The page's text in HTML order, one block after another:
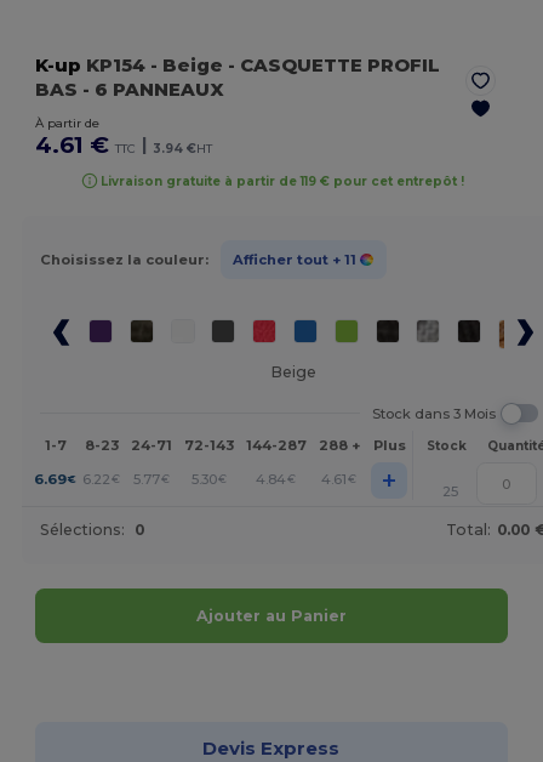
K-up KP154 - Beige - CASQUETTE PROFIL
BAS - 6 PANNEAUX
À partir de
4.61 € TTC | 3.94 €HT
Livraison gratuite à partir de 119 € pour cet entrepôt !
Choisissez la couleur: Afficher tout + 11
Beige
Stock dans 3 Mois
1-7
8-23 24-71 72-143 144-287 288 + Plus Stock
6.69€ 6.22 € 5.77€ 5.30€ 4.84 € 4.61 € + 25
Sélections: 0 Total: 0.00
Ajouter au Panier
Devis Express